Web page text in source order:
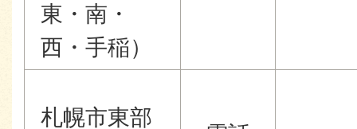
東・南・
西・手稲）
札幌市東部